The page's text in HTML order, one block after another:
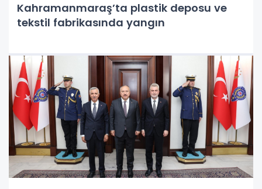
Kahramanmaraş’ta plastik deposu ve
tekstil fabrikasında yangın